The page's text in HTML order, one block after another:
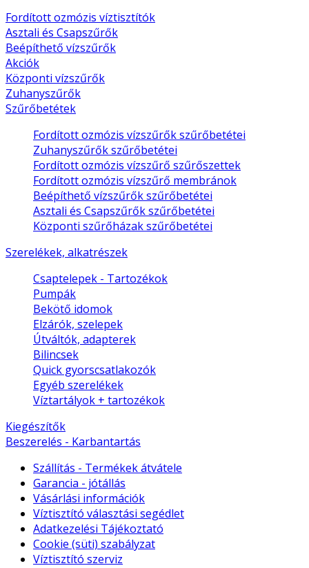
Fordított ozmózis víztisztítók
Asztali és Csapszűrők
Beépíthető vízszűrők
Akciók
Központi vízszűrők
Zuhanyszűrők
Szűrőbetétek
Fordított ozmózis vízszűrők szűrőbetétei
Zuhanyszűrők szűrőbetétei
Fordított ozmózis vízszűrő szűrőszettek
Fordított ozmózis vízszűrő membránok
Beépíthető vízszűrők szűrőbetétei
Asztali és Csapszűrők szűrőbetétei
Központi szűrőházak szűrőbetétei
Szerelékek, alkatrészek
Csaptelepek - Tartozékok
Pumpák
Bekötő idomok
Elzárók, szelepek
Útváltók, adapterek
Bilincsek
Quick gyorscsatlakozók
Egyéb szerelékek
Víztartályok + tartozékok
Kiegészítők
Beszerelés - Karbantartás
Szállítás - Termékek átvátele
Garancia - jótállás
Vásárlási információk
Víztisztító választási segédlet
Adatkezelési Tájékoztató
Cookie (süti) szabályzat
Víztisztító szerviz